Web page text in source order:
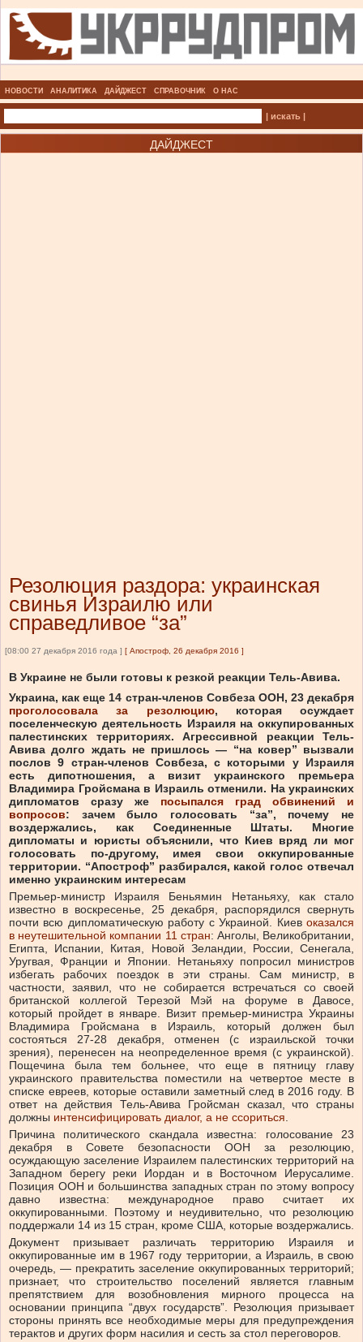
НОВОСТИ АНАЛИТИКА ДАЙДЖЕСТ СПРАВОЧНИК О НАС
| искать |
ДАЙДЖЕСТ
Резолюция раздора: украинская
свинья Израилю или
справедливое “за”
[08:00 27 декабря 2016 года ] [ Апостроф, 26 декабря 2016 ]
В Украине не были готовы к резкой реакции Тель-Авива.
Украина, как еще 14 стран-членов Совбеза ООН, 23 декабря
проголосовала за резолюцию, которая осуждает
поселенческую деятельность Израиля на оккупированных
палестинских территориях. Агрессивной реакции Тель-
Авива долго ждать не пришлось — “на ковер” вызвали
послов 9 стран-членов Совбеза, с которыми у Израиля
есть дипотношения, а визит украинского премьера
Владимира Гройсмана в Израиль отменили. На украинских
дипломатов сразу же посыпался град обвинений и
вопросов: зачем было голосовать “за”, почему не
воздержались, как Соединенные Штаты. Многие
дипломаты и юристы объяснили, что Киев вряд ли мог
голосовать по-другому, имея свои оккупированные
территории. “Апостроф” разбирался, какой голос отвечал
именно украинским интересам
Премьер-министр Израиля Беньямин Нетаньяху, как стало
известно в воскресенье, 25 декабря, распорядился свернуть
почти всю дипломатическую работу с Украиной. Киев оказался
в неутешительной компании 11 стран: Анголы, Великобритании,
Египта, Испании, Китая, Новой Зеландии, России, Сенегала,
Уругвая, Франции и Японии. Нетаньяху попросил министров
избегать рабочих поездок в эти страны. Сам министр, в
частности, заявил, что не собирается встречаться со своей
британской коллегой Терезой Мэй на форуме в Давосе,
который пройдет в январе. Визит премьер-министра Украины
Владимира Гройсмана в Израиль, который должен был
состояться 27-28 декабря, отменен (с израильской точки
зрения), перенесен на неопределенное время (с украинской).
Пощечина была тем больнее, что еще в пятницу главу
украинского правительства поместили на четвертое месте в
списке евреев, которые оставили заметный след в 2016 году. В
ответ на действия Тель-Авива Гройсман сказал, что страны
должны интенсифицировать диалог, а не ссориться.
Причина политического скандала известна: голосование 23
декабря в Совете безопасности ООН за резолюцию,
осуждающую заселение Израилем палестинских территорий на
Западном берегу реки Иордан и в Восточном Иерусалиме.
Позиция ООН и большинства западных стран по этому вопросу
давно известна: международное право считает их
оккупированными. Поэтому и неудивительно, что резолюцию
поддержали 14 из 15 стран, кроме США, которые воздержались.
Документ призывает различать территорию Израиля и
оккупированные им в 1967 году территории, а Израиль, в свою
очередь, — прекратить заселение оккупированных территорий;
признает, что строительство поселений является главным
препятствием для возобновления мирного процесса на
основании принципа “двух государств”. Резолюция призывает
стороны принять все необходимые меры для предупреждения
терактов и других форм насилия и сесть за стол переговоров.